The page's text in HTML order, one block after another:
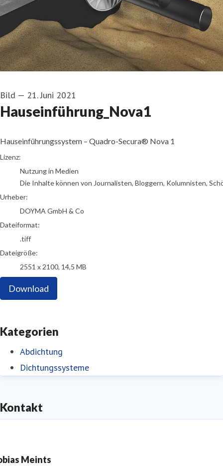
Bild — 21. Juni 2021
Hauseinführung_Nova1
Hauseinführungssystem – Quadro-Secura® Nova 1
DOYMA GmbH & Co
Lizenz:
Nutzung in Medien
Die Inhalte können von Journalisten, Bloggern, Kolumnisten,
Urheber:
DOYMA GmbH & Co
Dateiformat:
.tiff
Dateigröße:
2551 x 2100, 14,5 MB
Download
Kategorien
Abdichtung
Dichtungssysteme
Kontakt
Meints